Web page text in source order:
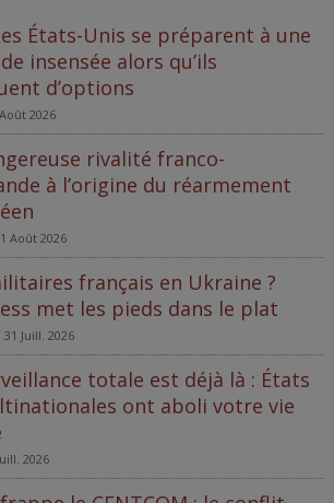
États-Unis se préparent à une
insensée alors qu’ils
d’options
2026
rivalité franco-
à l’origine du réarmement
Août 2026
français en Ukraine ?
met les pieds dans le plat
Juill. 2026
totale est déjà là : États
ont aboli votre vie
2026